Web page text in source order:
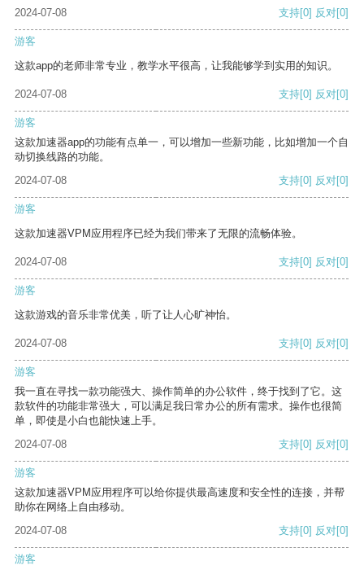
2024-07-08 支持[0] 反对[0]
游客
这款app的老师非常专业，教学水平很高，让我能够学到实用的知识。
2024-07-08 支持[0] 反对[0]
游客
这款加速器app的功能有点单一，可以增加一些新功能，比如增加一个自
动切换线路的功能。
2024-07-08
支持[0] 反对[0]
游客
这款加速器VPM应用程序已经为我们带来了无限的流畅体验。
2024-07-08 支持[0] 反对[0]
游客
这款游戏的音乐非常优美，听了让人心旷神怡。
2024-07-08 支持[0] 反对[0]
游客
我一直在寻找一款功能强大、操作简单的办公软件，终于找到了它。这
款软件的功能非常强大，可以满足我日常办公的所有需求。操作也很简
单，即使是小白也能快速上手。
2024-07-08
支持[0] 反对[0]
游客
这款加速器VPM应用程序可以给你提供最高速度和安全性的连接，并帮
助你在网络上自由移动。
2024-07-08
支持[0] 反对[0]
游客